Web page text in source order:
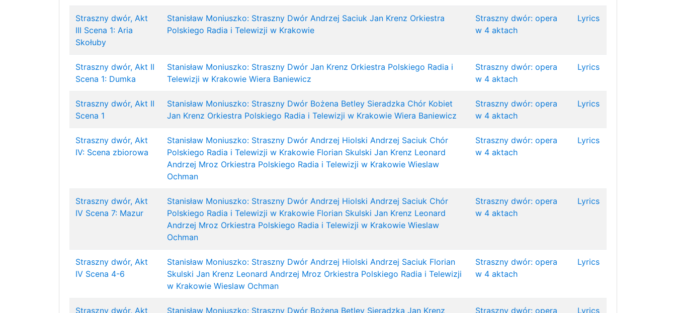
Straszny dwór, Akt
III Scena 1: Aria
Skołuby
Stanisław Moniuszko: Straszny Dwór Andrzej Saciuk Jan Krenz Orkiestra
Polskiego Radia i Telewizji w Krakowie
Straszny dwór: opera
w 4 aktach
Lyrics
Straszny dwór, Akt II
Scena 1: Dumka
Stanisław Moniuszko: Straszny Dwór Jan Krenz Orkiestra Polskiego Radia i
Telewizji w Krakowie Wiera Baniewicz
Straszny dwór: opera
w 4 aktach
Lyrics
Straszny dwór, Akt II
Scena 1
Stanisław Moniuszko: Straszny Dwór Bożena Betley Sieradzka Chór Kobiet
Jan Krenz Orkiestra Polskiego Radia i Telewizji w Krakowie Wiera Baniewicz
Straszny dwór: opera
w 4 aktach
Lyrics
Straszny dwór, Akt
IV: Scena zbiorowa
Stanisław Moniuszko: Straszny Dwór Andrzej Hiolski Andrzej Saciuk Chór
Polskiego Radia i Telewizji w Krakowie Florian Skulski Jan Krenz Leonard
Andrzej Mroz Orkiestra Polskiego Radia i Telewizji w Krakowie Wieslaw
Ochman
Straszny dwór: opera
w 4 aktach
Lyrics
Straszny dwór, Akt
IV Scena 7: Mazur
Stanisław Moniuszko: Straszny Dwór Andrzej Hiolski Andrzej Saciuk Chór
Polskiego Radia i Telewizji w Krakowie Florian Skulski Jan Krenz Leonard
Andrzej Mroz Orkiestra Polskiego Radia i Telewizji w Krakowie Wieslaw
Ochman
Straszny dwór: opera
w 4 aktach
Lyrics
Straszny dwór, Akt
IV Scena 4-6
Stanisław Moniuszko: Straszny Dwór Andrzej Hiolski Andrzej Saciuk Florian
Skulski Jan Krenz Leonard Andrzej Mroz Orkiestra Polskiego Radia i Telewizji
w Krakowie Wieslaw Ochman
Straszny dwór: opera
w 4 aktach
Lyrics
Straszny dwór, Akt
Stanisław Moniuszko: Straszny Dwór Bożena Betley Sieradzka Jan Krenz
Straszny dwór: opera
Lyrics